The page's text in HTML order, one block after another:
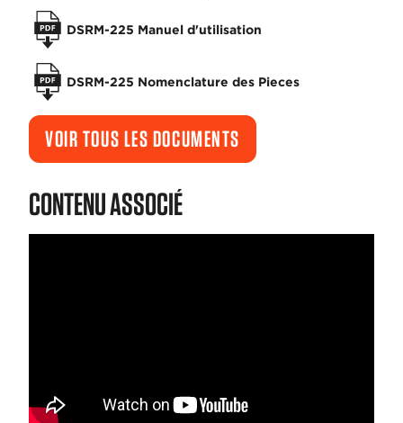
DSRM-225 Manuel d'utilisation
DSRM-225 Nomenclature des Pieces
VOIR TOUS LES DOCUMENTS
CONTENU ASSOCIÉ